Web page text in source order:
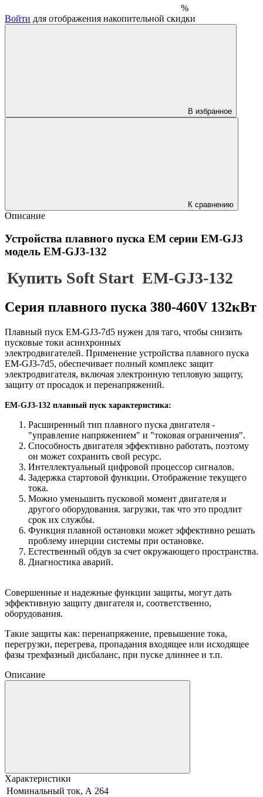
%
Войти для отображения накопительной скидки
В избранное
К сравнению
Описание
Устройства плавного пуска EM серии EM-GJ3
модель EM-GJ3-132
Купить Soft Start EM-GJ3-132
Серия плавного пуска 380-460V 132кВт
Плавный пуск EM-GJ3-7d5 нужен для таго, чтобы снизить
пусковые токи асинхронных
электродвигателей. Применение устройства плавного пуска
EM-GJ3-7d5, обеспечивает полный комплекс защит
электродвигателя, включая электронную тепловую защиту,
защиту от просадок и перенапряжений.
EM-GJ3-132 плавный пуск характеристика:
Расширенный тип плавного пуска двигателя -
"управление напряжением" и "токовая ограничения".
Способность двигателя эффективно работать, поэтому
он может сохранить свой ресурс.
Интеллектуальный цифровой процессор сигналов.
Задержка стартовой функции. Отображение текущего
тока.
Можно уменьшить пусковой момент двигателя и
другого оборудования. загрузки, так что это продлит
срок их службы.
Функция плавной остановки может эффективно решать
проблему инерции системы при остановке.
Естественный обдув за счет окружающего пространства.
Диагностика аварий.
Совершенные и надежные функции защиты, могут дать
эффективную защиту двигателя и, соответственно,
оборудования.
Такие защиты как: перенапряжение, превышение тока,
перегрузки, перегрева, пропадания входящее или исходящее
фазы трехфазный дисбаланс, при пуске длиннее и т.п.
Описание
Характеристики
Номинальный ток, А 264